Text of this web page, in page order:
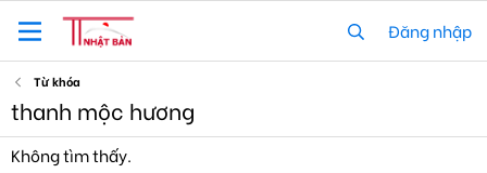
Đăng nhập
Từ khóa
thanh mộc hương
Không tìm thấy.